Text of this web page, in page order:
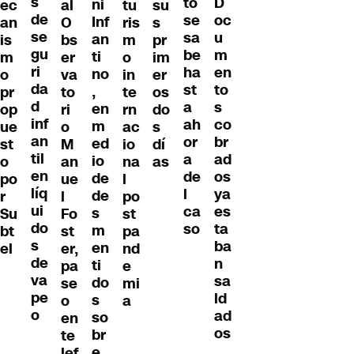
ec
an
is
m
o
pr
op
ue
st
o
po
r
Su
bt
el
de
se
gu
ri
da
d
inf
an
til
en
líq
ui
do
s
de
va
pe
o
al
O
bs
er
va
to
ri
o
M
an
ue
l
Fo
st
er,
pa
se
o
en
te
ni
Inf
an
ti
no
,
en
m
ed
io
de
de
s
m
en
ti
do
s
so
br
tu
ris
m
o
in
te
rn
ac
io
na
l
po
st
pa
nd
e
mi
a
su
s
pr
im
er
os
do
s
dí
as
se
sa
be
ha
st
a
ah
or
a
de
l
ca
so
oc
u
m
en
to
s
co
br
ad
os
ya
es
ta
ba
n
sa
ld
ad
os